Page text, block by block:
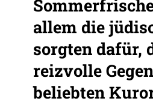
allem die
sorgten dafür,
reizvolle
beliebten